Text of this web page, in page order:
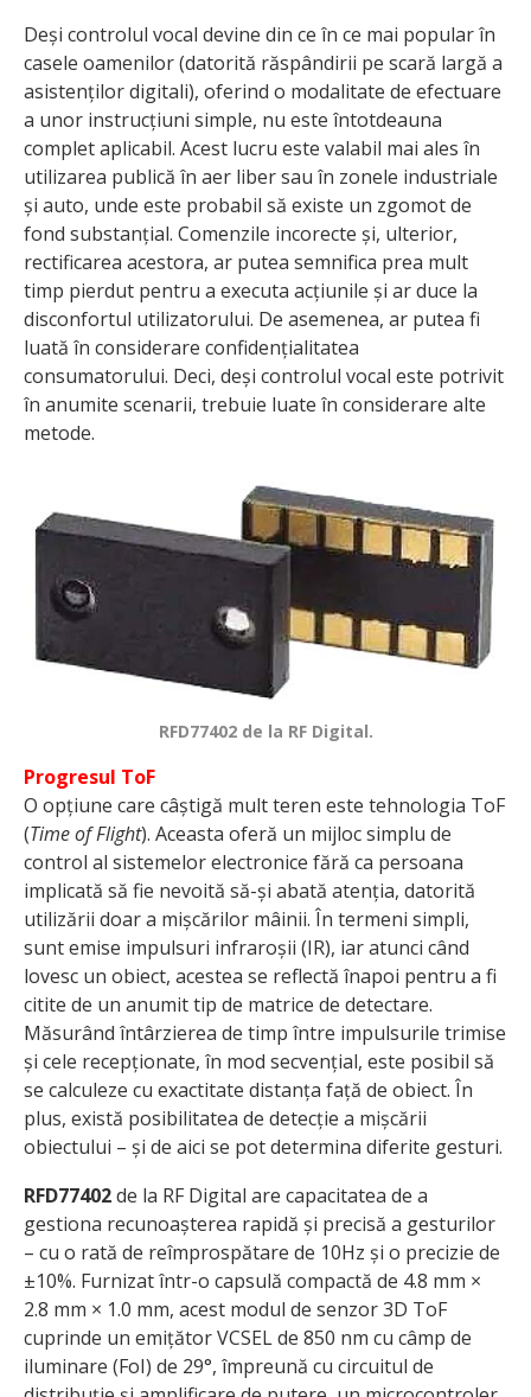
Deși controlul vocal devine din ce în ce mai popular în
casele oamenilor (datorită răspândirii pe scară largă a
asistenților digitali), oferind o modalitate de efectuare
a unor instrucțiuni simple, nu este întotdeauna
complet aplicabil. Acest lucru este valabil mai ales în
utilizarea publică în aer liber sau în zonele industriale
și auto, unde este probabil să existe un zgomot de
fond substanțial. Comenzile incorecte și, ulterior,
rectificarea acestora, ar putea semnifica prea mult
timp pierdut pentru a executa acțiunile și ar duce la
disconfortul utilizatorului. De asemenea, ar putea fi
luată în considerare confidențialitatea
consumatorului. Deci, deși controlul vocal este potrivit
în anumite scenarii, trebuie luate în considerare alte
metode.
RFD77402 de la RF Digital.
Progresul ToF
O opțiune care câștigă mult teren este tehnologia ToF
(Time of Flight). Aceasta oferă un mijloc simplu de
control al sistemelor electronice fără ca persoana
implicată să fie nevoită să-și abată atenția, datorită
utilizării doar a mișcărilor mâinii. În termeni simpli,
sunt emise impulsuri infraroșii (IR), iar atunci când
lovesc un obiect, acestea se reflectă înapoi pentru a fi
citite de un anumit tip de matrice de detectare.
Măsurând întârzierea de timp între impulsurile trimise
și cele recepționate, în mod secvențial, este posibil să
se calculeze cu exactitate distanța față de obiect. În
plus, există posibilitatea de detecție a mișcării
obiectului – și de aici se pot determina diferite gesturi.
RFD77402de la RF Digital are capacitatea de a
gestiona recunoașterea rapidă și precisă a gesturilor
– cu o rată de reîmprospătare de 10Hz și o precizie de
±10%. Furnizat într-o capsulă compactă de 4.8 mm ×
2.8 mm × 1.0 mm, acest modul de senzor 3D ToF
cuprinde un emițător VCSEL de 850 nm cu câmp de
iluminare (FoI) de 29°, împreună cu circuitul de